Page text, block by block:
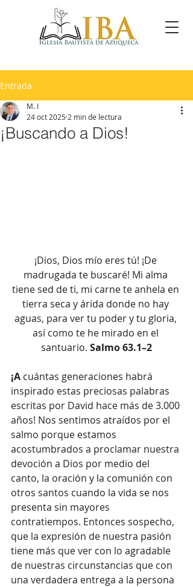
Entrada
¡Buscando a Dios!
M. I
24 oct 2025 2 min de lectura
¡Dios, Dios mío eres tú! ¡De
madrugada te buscaré! Mi alma
tiene sed de ti, mi carne te anhela en
tierra seca y árida donde no hay
aguas, para ver tu poder y tu gloria,
así como te he mirado en el
santuario. Salmo 63.1–2
¡A cuántas generaciones habrá
inspirado estas preciosas palabras
escritas por David hace más de 3.000
años! Nos sentimos atraídos por el
salmo porque estamos
acostumbrados a proclamar nuestra
devoción a Dios por medio del
canto, la oración y la comunión con
otros santos cuando la vida se nos
presenta sin mayores
contratiempos. Entonces sospecho,
que la expresión de nuestra pasión
tiene más que ver con lo agradable
de nuestras circunstancias que con
una verdadera entrega a la persona